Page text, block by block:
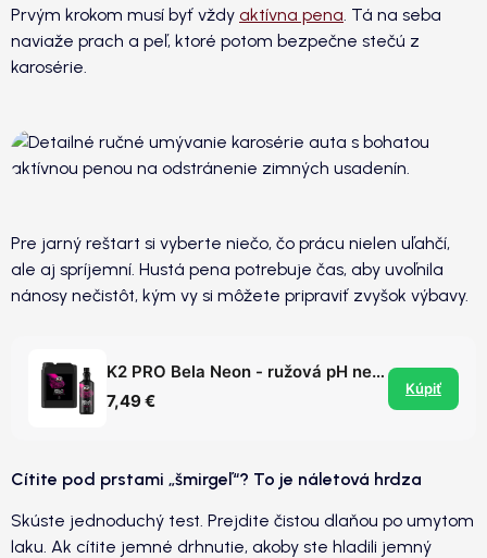
Prvým krokom musí byť vždy aktívna pena. Tá na seba
naviaže prach a peľ, ktoré potom bezpečne stečú z
karosérie.
Pre jarný reštart si vyberte niečo, čo prácu nielen uľahčí,
ale aj spríjemní. Hustá pena potrebuje čas, aby uvoľnila
nánosy nečistôt, kým vy si môžete pripraviť zvyšok výbavy.
K2 PRO Bela Neon - ružová pH neutrálna aktívna pena s vôňou jahôd
7,49 €
Kúpiť
Cítite pod prstami „šmirgeľ“? To je náletová hrdza
Skúste jednoduchý test. Prejdite čistou dlaňou po umytom
laku. Ak cítite jemné drhnutie, akoby ste hladili jemný